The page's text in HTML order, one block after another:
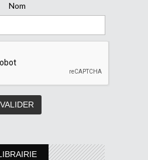
Nom